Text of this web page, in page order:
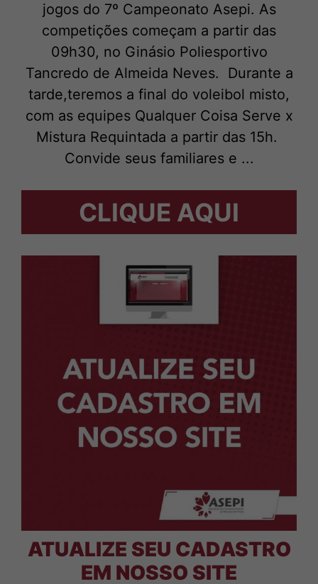
jogos do 7º Campeonato Asepi. As
competições começam a partir das
09h30, no Ginásio Poliesportivo
Tancredo de Almeida Neves. Durante a
tarde,teremos a final do voleibol misto,
com as equipes Qualquer Coisa Serve x
Mistura Requintada a partir das 15h.
Convide seus familiares e ...
CLIQUE AQUI
ATUALIZE SEU CADASTRO
EM NOSSO SITE